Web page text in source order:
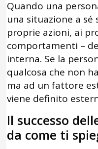
Quando una
una situazione a sé
proprie azioni, ai
comportamenti –
interna. Se la
qualcosa che non
ma ad un fattore
viene definito
Il successo
da come ti